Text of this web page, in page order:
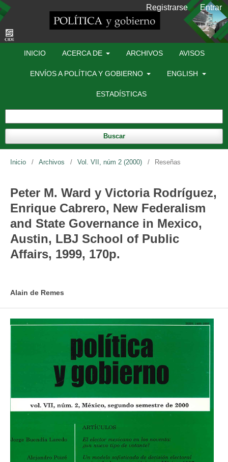
INICIO ACERCA DE ARCHIVOS AVISOS
ENVÍOS A POLÍTICA Y GOBIERNO ENGLISH
ESTADÍSTICAS
Buscar
Registrarse Entrar
Inicio / Archivos / Vol. VII, núm 2 (2000) / Reseñas
Peter M. Ward y Victoria Rodríguez,
Enrique Cabrero, New Federalism
and State Governance in Mexico,
Austin, LBJ School of Public
Affairs, 1999, 170p.
Alain de Remes